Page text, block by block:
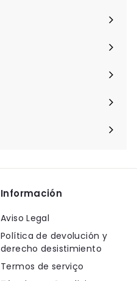
Información
Aviso Legal
Política de devolución y
derecho desistimiento
Termos de serviço